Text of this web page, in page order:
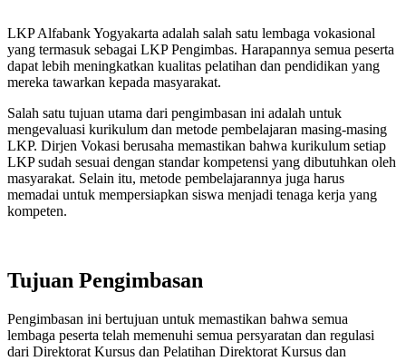
LKP Alfabank Yogyakarta adalah salah satu lembaga vokasional
yang termasuk sebagai LKP Pengimbas. Harapannya semua peserta
dapat lebih meningkatkan kualitas pelatihan dan pendidikan yang
mereka tawarkan kepada masyarakat.
Salah satu tujuan utama dari pengimbasan ini adalah untuk
mengevaluasi kurikulum dan metode pembelajaran masing-masing
LKP. Dirjen Vokasi berusaha memastikan bahwa kurikulum setiap
LKP sudah sesuai dengan standar kompetensi yang dibutuhkan oleh
masyarakat. Selain itu, metode pembelajarannya juga harus
memadai untuk mempersiapkan siswa menjadi tenaga kerja yang
kompeten.
Tujuan Pengimbasan
Pengimbasan ini bertujuan untuk memastikan bahwa semua
lembaga peserta telah memenuhi semua persyaratan dan regulasi
dari Direktorat Kursus dan Pelatihan Direktorat Kursus dan